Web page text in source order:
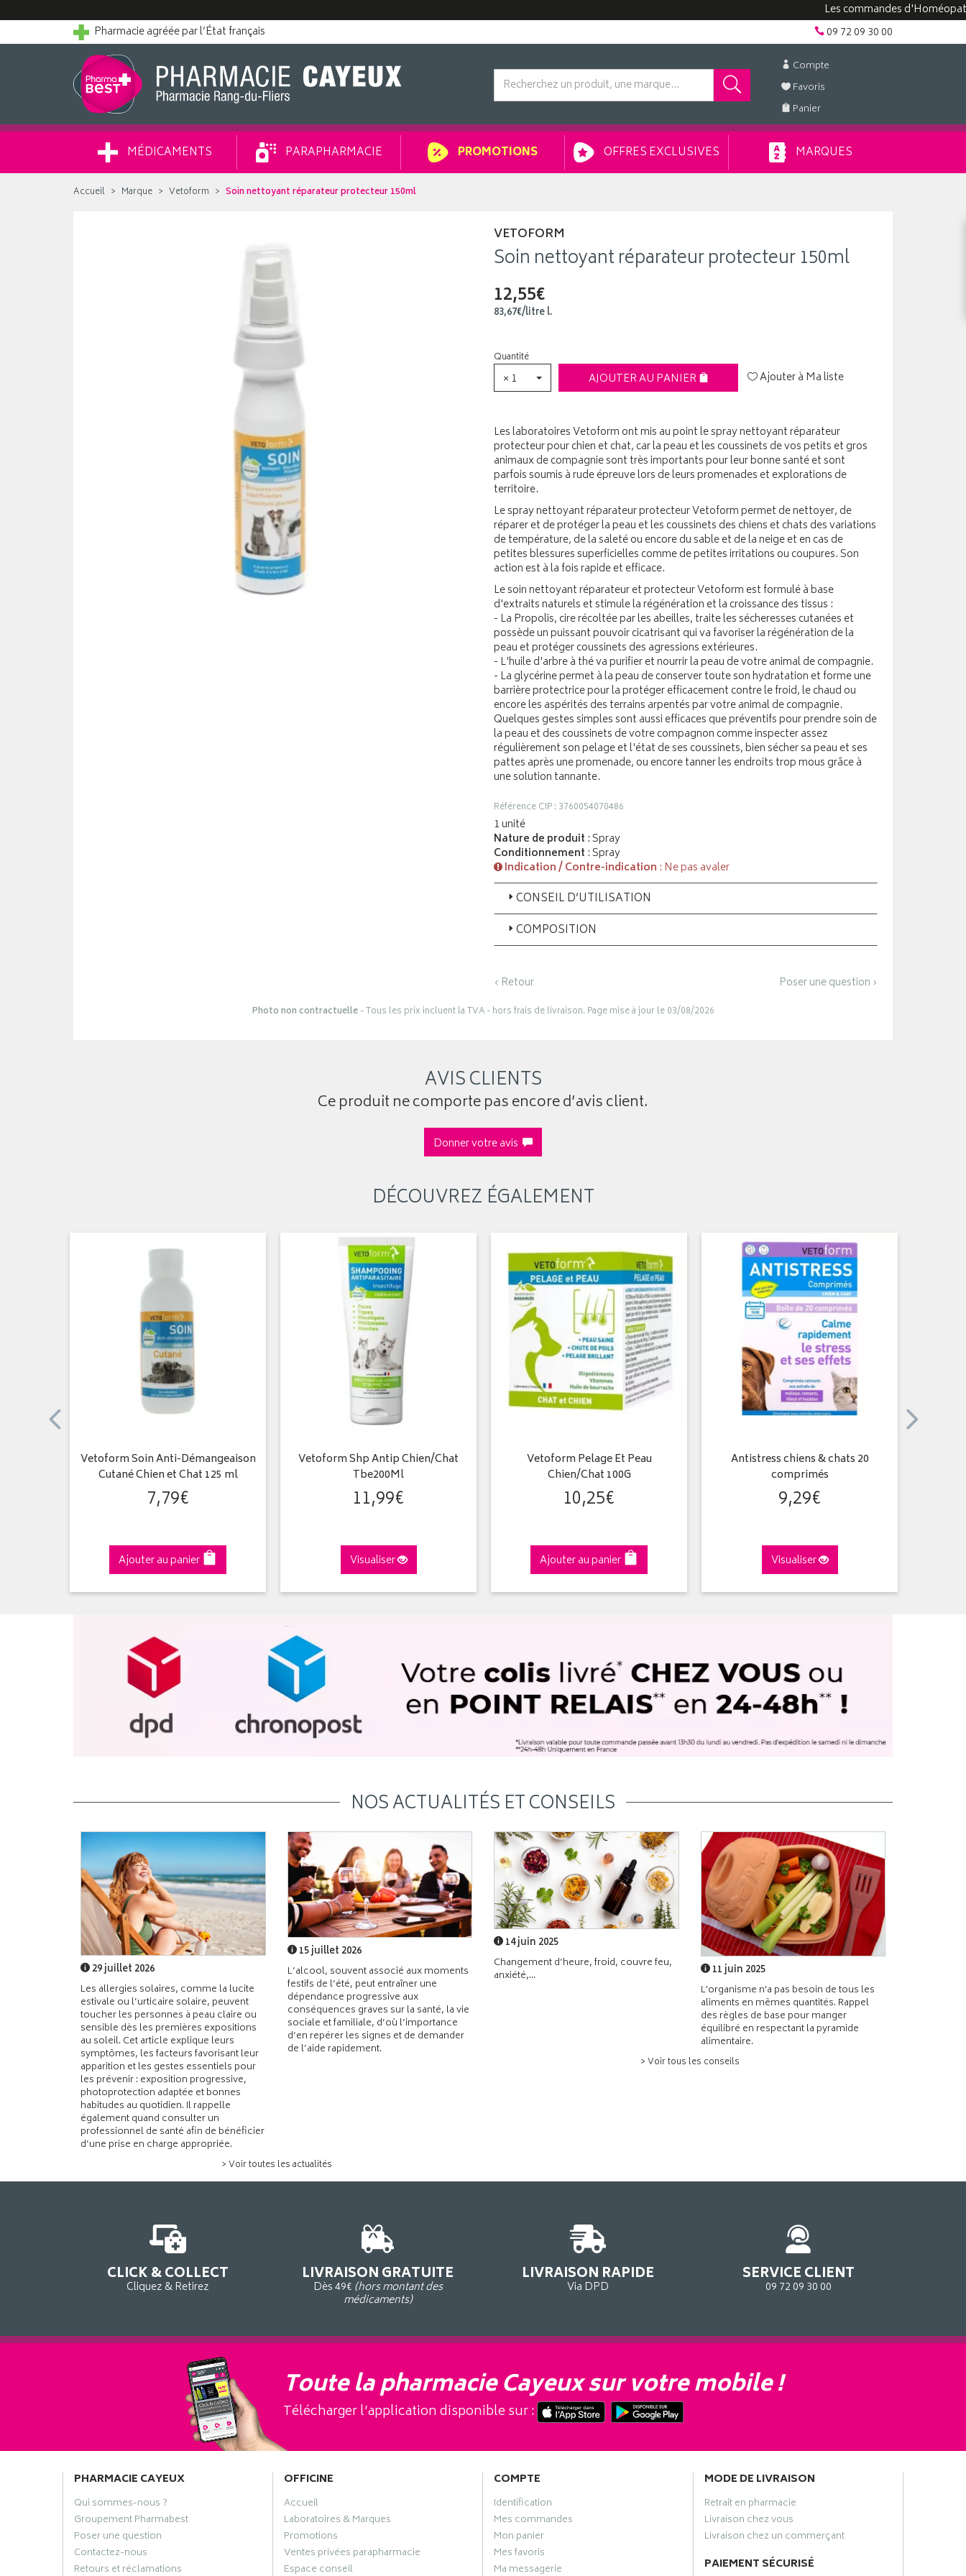
Les commandes d'Homéopathie
Pharmacie agréée par l’État français
09 72 09 30 00
Compte
Favoris
Panier
MÉDICAMENTS PARAPHARMACIE PROMOTIONS OFFRES EXCLUSIVES MARQUES
Accueil Marque Vetoform Soin nettoyant réparateur protecteur 150ml
VETOFORM
Soin nettoyant réparateur protecteur 150ml
12,55€
83,67€/litrel.
Quantité
× 1 AJOUTER AU PANIER Ajouter à Ma liste
Les laboratoires Vetoform ont mis au point le spray nettoyant réparateur
protecteur pour chien et chat, car la peau et les coussinets de vos petits et gros
animaux de compagnie sont très importants pour leur bonne santé et sont
parfois soumis à rude épreuve lors de leurs promenades et explorations de
territoire.
Le spray nettoyant réparateur protecteur Vetoform permet de nettoyer, de
réparer et de protéger la peau et les coussinets des chiens et chats des variations
de température, de la saleté ou encore du sable et de la neige et en cas de
petites blessures superficielles comme de petites irritations ou coupures. Son
action est à la fois rapide et efficace.
Le soin nettoyant réparateur et protecteur Vetoform est formulé à base
d'extraits naturels et stimule la régénération et la croissance des tissus :
- La Propolis, cire récoltée par les abeilles, traite les sécheresses cutanées et
possède un puissant pouvoir cicatrisant qui va favoriser la régénération de la
peau et protéger coussinets des agressions extérieures.
- L'huile d'arbre à thé va purifier et nourrir la peau de votre animal de compagnie.
- La glycérine permet à la peau de conserver toute son hydratation et forme une
barrière protectrice pour la protéger efficacement contre le froid, le chaud ou
encore les aspérités des terrains arpentés par votre animal de compagnie.
Quelques gestes simples sont aussi efficaces que préventifs pour prendre soin de
la peau et des coussinets de votre compagnon comme inspecter assez
régulièrement son pelage et l'état de ses coussinets, bien sécher sa peau et ses
pattes après une promenade, ou encore tanner les endroits trop mous grâce à
une solution tannante.
Référence CIP : 3760054070486
1 unité
Nature de produit : Spray
Conditionnement : Spray
Indication / Contre-indication : Ne pas avaler
CONSEIL D’UTILISATION
COMPOSITION
‹ Retour Poser une question ›
Photo non contractuelle- Tous les prix incluent la TVA - hors frais de livraison. Page mise à jour le 03/08/2026
AVIS CLIENTS
Ce produit ne comporte pas encore d’avis client.
Donner votre avis
DÉCOUVREZ ÉGALEMENT
Vetoform Soin Anti-Démangeaison
Cutané Chien et Chat 125 ml
7,79€
Ajouter au panier
Vetoform Shp Antip Chien/Chat
Tbe200Ml
11,99€
Visualiser
Vetoform Pelage Et Peau
Chien/Chat 100G
10,25€
Ajouter au panier
Antistress chiens & chats 20
comprimés
9,29€
Visualiser
NOS ACTUALITÉS ET CONSEILS
29 juillet 2026
Les allergies solaires, comme la lucite
estivale ou l’urticaire solaire, peuvent
toucher les personnes à peau claire ou
sensible dès les premières expositions
au soleil. Cet article explique leurs
symptômes, les facteurs favorisant leur
apparition et les gestes essentiels pour
les prévenir : exposition progressive,
photoprotection adaptée et bonnes
habitudes au quotidien. Il rappelle
également quand consulter un
professionnel de santé afin de bénéficier
d’une prise en charge appropriée.
15 juillet 2026
L’alcool, souvent associé aux moments
festifs de l’été, peut entraîner une
dépendance progressive aux
conséquences graves sur la santé, la vie
sociale et familiale, d’où l’importance
d’en repérer les signes et de demander
de l’aide rapidement.
> Voir toutes les actualités
14 juin 2025
Changement d’heure, froid, couvre feu,
anxiété,...
11 juin 2025
L'organisme n'a pas besoin de tous les
aliments en mêmes quantités. Rappel
des règles de base pour manger
équilibré en respectant la pyramide
alimentaire.
> Voir tous les conseils
CLICK & COLLECT
Cliquez & Retirez
LIVRAISON GRATUITE
Dès 49€ (hors montant des
médicaments)
LIVRAISON RAPIDE
Via DPD
SERVICE CLIENT
09 72 09 30 00
Toute la pharmacie Cayeux sur votre mobile !
Télécharger l’application disponible sur :
PHARMACIE CAYEUX
Qui sommes-nous ?
Groupement Pharmabest
Poser une question
Contactez-nous
Retours et réclamations
OFFICINE
Accueil
Laboratoires & Marques
Promotions
Ventes privées parapharmacie
Espace conseil
COMPTE
Identification
Mes commandes
Mon panier
Mes favoris
Ma messagerie
MODE DE LIVRAISON
Retrait en pharmacie
Livraison chez vous
Livraison chez un commerçant
PAIEMENT SÉCURISÉ